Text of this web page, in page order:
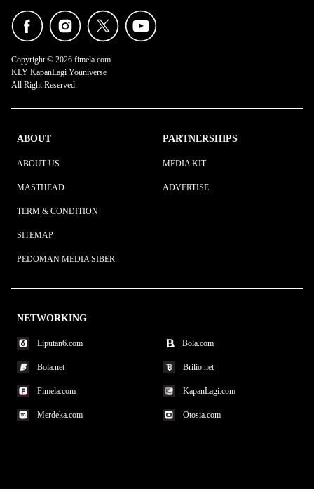
Copyright © 2026 fimela.com
KLY KapanLagi Youniverse
All Right Reserved
ABOUT
ABOUT US
MASTHEAD
TERM & CONDITION
SITEMAP
PEDOMAN MEDIA SIBER
PARTNERSHIPS
MEDIA KIT
ADVERTISE
NETWORKING
Liputan6.com Bola.com
Bola.net Brilio.net
Fimela.com KapanLagi.com
Merdeka.com Otosia.com